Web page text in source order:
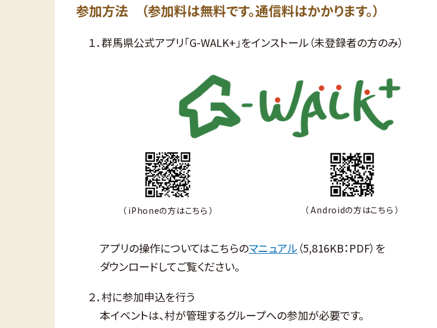
参加方法 （参加料は無料です。通信料はかかります。）
１．群馬県公式アプリ「G-WALK+」をインストール（未登録者の方のみ）
（ iPhoneの方はこちら ） （ Androidの方はこちら ）
アプリの操作についてはこちらのマニュアル（5,816KB：PDF）を
ダウンロードしてご覧ください。
２．村に参加申込を行う
本イベントは、村が管理するグループへの参加が必要です。